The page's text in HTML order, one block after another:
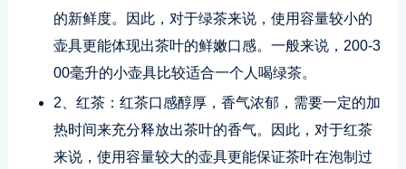
的新鲜度。因此，对于绿茶来说，使用容量较小的
壶具更能体现出茶叶的鲜嫩口感。一般来说，200-3
00毫升的小壶具比较适合一个人喝绿茶。
2、红茶：红茶口感醇厚，香气浓郁，需要一定的加
热时间来充分释放出茶叶的香气。因此，对于红茶
来说，使用容量较大的壶具更能保证茶叶在泡制过